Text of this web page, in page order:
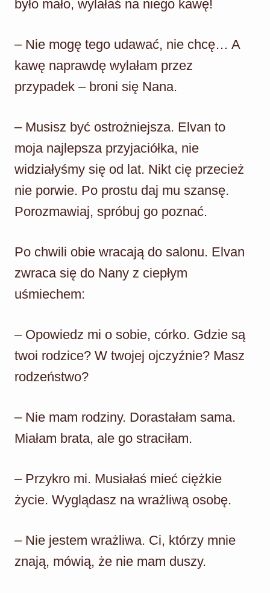
było mało, wylałaś na niego kawę!
– Nie mogę tego udawać, nie chcę… A
kawę naprawdę wylałam przez
przypadek – broni się Nana.
– Musisz być ostrożniejsza. Elvan to
moja najlepsza przyjaciółka, nie
widziałyśmy się od lat. Nikt cię przecież
nie porwie. Po prostu daj mu szansę.
Porozmawiaj, spróbuj go poznać.
Po chwili obie wracają do salonu. Elvan
zwraca się do Nany z ciepłym
uśmiechem:
– Opowiedz mi o sobie, córko. Gdzie są
twoi rodzice? W twojej ojczyźnie? Masz
rodzeństwo?
– Nie mam rodziny. Dorastałam sama.
Miałam brata, ale go straciłam.
– Przykro mi. Musiałaś mieć ciężkie
życie. Wyglądasz na wrażliwą osobę.
– Nie jestem wrażliwa. Ci, którzy mnie
znają, mówią, że nie mam duszy.